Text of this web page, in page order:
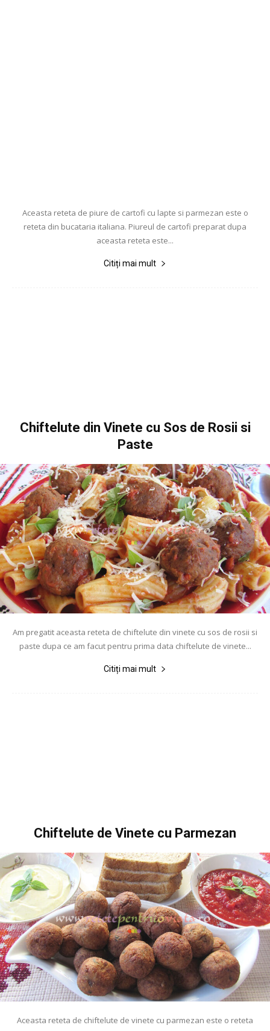
Aceasta reteta de piure de cartofi cu lapte si parmezan este o
reteta din bucataria italiana. Piureul de cartofi preparat dupa
aceasta reteta este...
Citiți mai mult
Chiftelute din Vinete cu Sos de Rosii si
Paste
Am pregatit aceasta reteta de chiftelute din vinete cu sos de rosii si
paste dupa ce am facut pentru prima data chiftelute de vinete...
Citiți mai mult
Chiftelute de Vinete cu Parmezan
Aceasta reteta de chiftelute de vinete cu parmezan este o reteta